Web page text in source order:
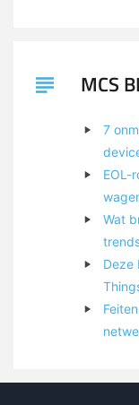
MCS
7
EOL-
Wat
Deze